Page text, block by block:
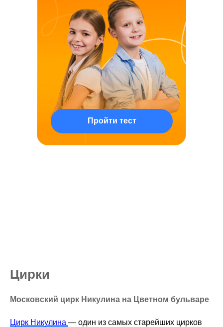
Пройти тест
Цирки
Московский цирк Никулина на Цветном бульваре
Цирк Никулина — один из самых старейших цирков